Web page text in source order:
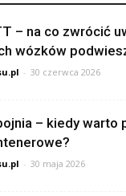
– na co zwrócić
wózków
- 30 czerwca 2026
– kiedy warto
- 30 maja 2026